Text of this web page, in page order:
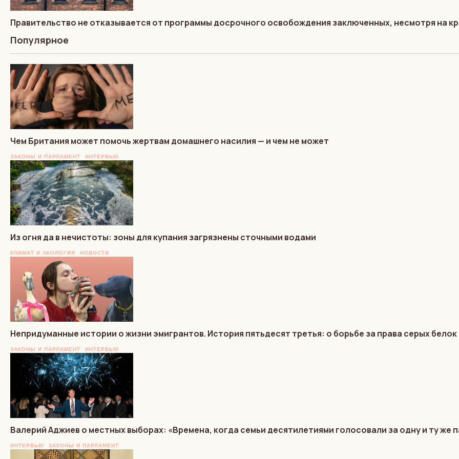
Правительство не отказывается от программы досрочного освобождения заключенных, несмотря на
Популярное
Чем Британия может помочь жертвам домашнего насилия — и чем не может
ЗАКОНЫ И ПАРЛАМЕНТ ИНТЕРВЬЮ
Из огня да в нечистоты: зоны для купания загрязнены сточными водами
КЛИМАТ И ЭКОЛОГИЯ НОВОСТИ
Непридуманные истории о жизни эмигрантов. История пятьдесят третья: о борьбе за права серых
ЗАКОНЫ И ПАРЛАМЕНТ ИНТЕРВЬЮ
Валерий Аджиев о местных выборах: «Времена, когда семьи десятилетиями голосовали за одну и ту же
ИНТЕРВЬЮ ЗАКОНЫ И ПАРЛАМЕНТ